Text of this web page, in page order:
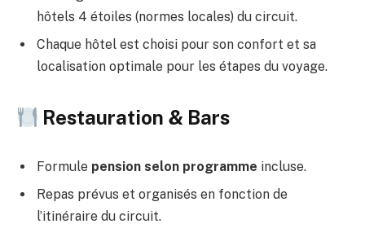
hôtels 4 étoiles (normes locales) du circuit.
Chaque hôtel est choisi pour son confort et sa
localisation optimale pour les étapes du voyage.
Restauration & Bars
Formule pension selon programme incluse.
Repas prévus et organisés en fonction de
l’itinéraire du circuit.